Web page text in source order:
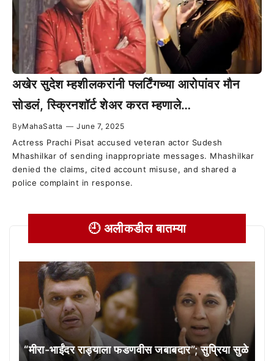
अखेर सुदेश म्हशीलकरांनी फ्लर्टिंगच्या आरोपांवर मौन
सोडलं, स्क्रिनशॉर्ट शेअर करत म्हणाले…
ByMahaSatta — June 7, 2025
Actress Prachi Pisat accused veteran actor Sudesh
Mhashilkar of sending inappropriate messages. Mhashilkar
denied the claims, cited account misuse, and shared a
police complaint in response.
🕘 अलीकडील बातम्या
“मीरा-भाईंदर राड्याला फडणवीस जबाबदार”; सुप्रिया सुळे